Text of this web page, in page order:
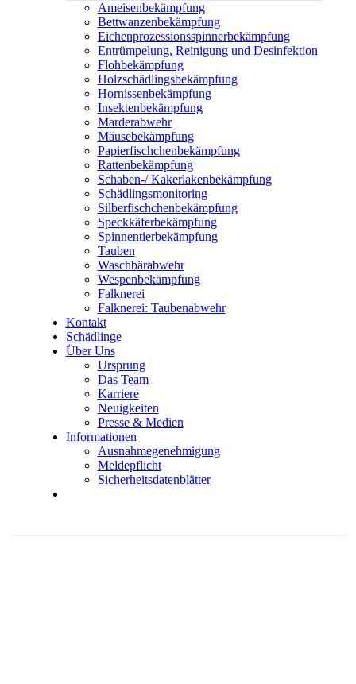
Amei­sen­be­kämp­fung
Bett­wan­zen­be­kämp­fung
Eichen­pro­zes­si­ons­spin­ner­be­kämp­fung
Ent­rüm­pe­lung, Rei­ni­gung und Des­in­fek­ti­on
Floh­be­kämp­fung
Holz­schäd­lings­be­kämp­fung
Hor­nis­sen­be­kämp­fung
Insek­ten­be­kämp­fung
Mar­der­ab­wehr
Mäu­se­be­kämp­fung
Papier­fisch­chen­be­kämp­fung
Rat­ten­be­kämp­fung
Scha­­­ben-/ Kaker­la­ken­be­kämp­fung
Schäd­lings­mo­ni­to­ring
Sil­ber­fisch­chen­be­kämp­fung
Speck­kä­fer­be­kämp­fung
Spin­nen­tier­be­kämp­fung
Tau­ben
Wasch­bär­ab­wehr
Wes­pen­be­kämp­fung
Falk­ne­rei
Falk­ne­rei: Tau­ben­ab­wehr
Kon­takt
Schäd­lin­ge
Über Uns
Ursprung
Das Team
Kar­rie­re
Neu­ig­kei­ten
Pres­se & Medi­en
Infor­ma­tio­nen
Aus­nah­me­ge­neh­mi­gung
Mel­de­pflicht
Sicher­heits­da­ten­blät­ter